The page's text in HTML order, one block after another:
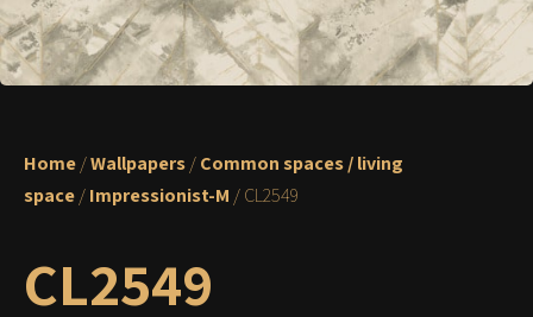
Home/Wallpapers/Common spaces / living
space/Impressionist-M / CL2549
CL2549